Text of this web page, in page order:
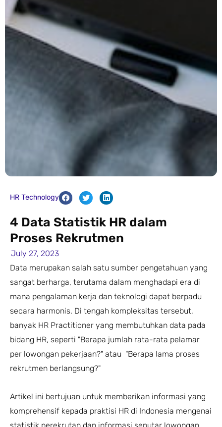
HR Technology
4 Data Statistik HR dalam
Proses Rekrutmen
July 27, 2023
Data merupakan salah satu sumber pengetahuan yang
sangat berharga, terutama dalam menghadapi era di
mana pengalaman kerja dan teknologi dapat berpadu
secara harmonis. Di tengah kompleksitas tersebut,
banyak HR Practitioner yang membutuhkan data pada
bidang HR, seperti "Berapa jumlah rata-rata pelamar
per lowongan pekerjaan?" atau "Berapa lama proses
rekrutmen berlangsung?"
Artikel ini bertujuan untuk memberikan informasi yang
komprehensif kepada praktisi HR di Indonesia mengenai
statistik perekrutan dan informasi seputar lowongan